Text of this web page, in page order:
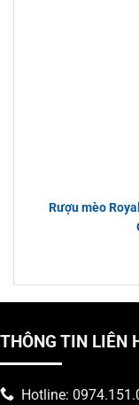
Rượu mèo
THÔNG TIN LIÊN
Hotline: